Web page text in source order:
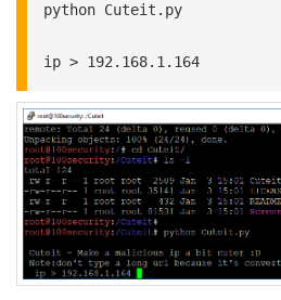
python Cuteit.py
ip > 192.168.1.164